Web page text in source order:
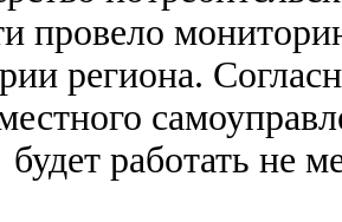
провело
региона.
будет работать не